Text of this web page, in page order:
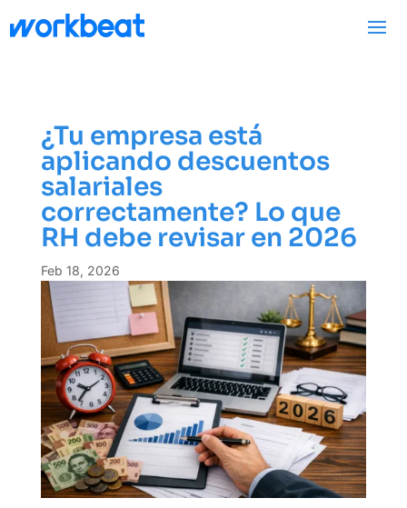
¿Tu empresa está
aplicando descuentos
salariales
correctamente? Lo que
RH debe revisar en 2026
Feb 18, 2026